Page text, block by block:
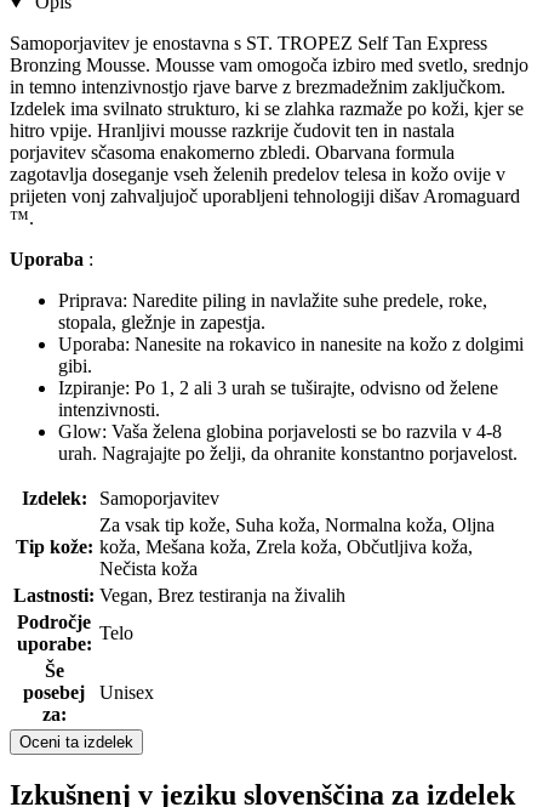
Samoporjavitev je enostavna s ST. TROPEZ Self Tan Express
Bronzing Mousse. Mousse vam omogoča izbiro med svetlo, srednjo
in temno intenzivnostjo rjave barve z brezmadežnim zaključkom.
Izdelek ima svilnato strukturo, ki se zlahka razmaže po koži, kjer se
hitro vpije. Hranljivi mousse razkrije čudovit ten in nastala
porjavitev sčasoma enakomerno zbledi. Obarvana formula
zagotavlja doseganje vseh želenih predelov telesa in kožo ovije v
prijeten vonj zahvaljujoč uporabljeni tehnologiji dišav Aromaguard
™.
Uporaba :
Priprava: Naredite piling in navlažite suhe predele, roke,
stopala, gležnje in zapestja.
Uporaba: Nanesite na rokavico in nanesite na kožo z dolgimi
gibi.
Izpiranje: Po 1, 2 ali 3 urah se tuširajte, odvisno od želene
intenzivnosti.
Glow: Vaša želena globina porjavelosti se bo razvila v 4-8
urah. Nagrajajte po želji, da ohranite konstantno porjavelost.
Izdelek: Samoporjavitev
Tip kože:
Za vsak tip kože, Suha koža, Normalna koža, Oljna
koža, Mešana koža, Zrela koža, Občutljiva koža,
Nečista koža
Lastnosti: Vegan, Brez testiranja na živalih
Področje
uporabe:
Telo
Še
posebej
za:
Unisex
Oceni ta izdelek
Izkušnenj v jeziku slovenščina za izdelek